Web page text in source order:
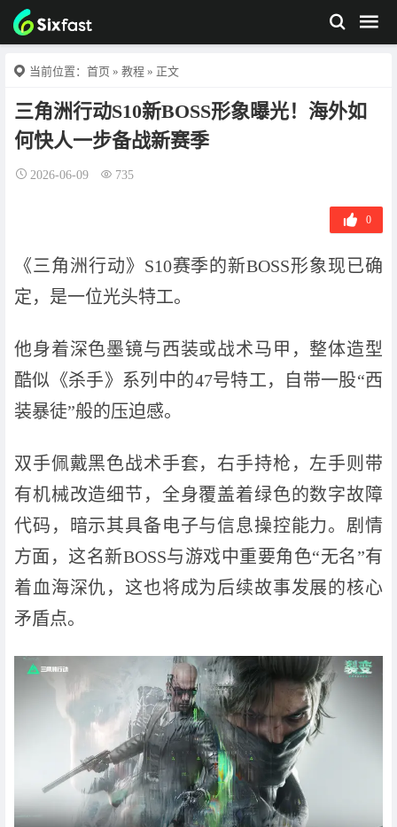
当前位置： 首页 » 教程 » 正文
三角洲行动S10新BOSS形象曝光！海外如
何快人一步备战新赛季
2026-06-09 735
0
《三角洲行动》S10赛季的新BOSS形象现已确
定，是一位光头特工。
他身着深色墨镜与西装或战术马甲，整体造型
酷似《杀手》系列中的47号特工，自带一股“西
装暴徒”般的压迫感。
双手佩戴黑色战术手套，右手持枪，左手则带
有机械改造细节，全身覆盖着绿色的数字故障
代码，暗示其具备电子与信息操控能力。剧情
方面，这名新BOSS与游戏中重要角色“无名”有
着血海深仇，这也将成为后续故事发展的核心
矛盾点。